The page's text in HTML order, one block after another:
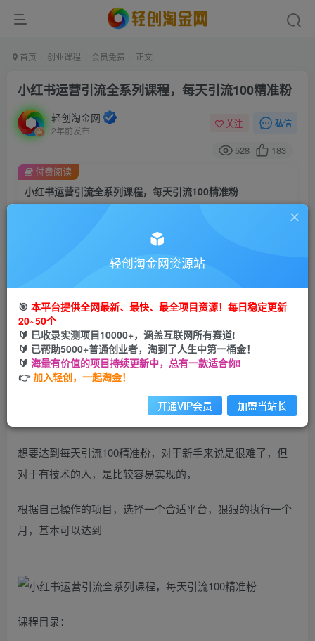
首页 创业课程 会员免费 正文
小红书运营引流全系列课程，每天引流100精准粉
轻创淘金网
2年前发布
关注 私信
528 183
小红书运营引流全系列课程，每天引流100精准粉
此内容为付费阅读，请付费后查看
9.9
免费 钻石会员
付费阅读
课程介绍：
我们只需要做好这几步，就能让你每天轻松获得100+精准粉
想要达到每天引流100精准粉，对于新手来说是很难了，但
对于有技术的人，是比较容易实现的，
根据自己操作的项目，选择一个合适平台，狠狠的执行一个
月，基本可以达到
课程目录：
轻创淘金网资源站
🎯 本平台提供全网最新、最快、最全项目资源！每日稳定更新
20~50个
🔰 已收录实测项目10000+，涵盖互联网所有赛道!
🔰 已帮助5000+普通创业者，淘到了人生中第一桶金！
🔰 海量有价值的项目持续更新中，总有一款适合你!
👉加入轻创，一起淘金！
开通VIP会员 加盟当站长